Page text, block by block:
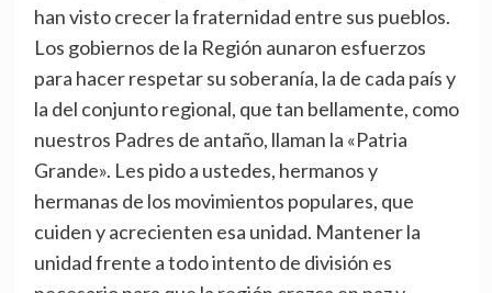
han visto crecer la fraternidad entre sus pueblos.
Los gobiernos de la Región aunaron esfuerzos
para hacer respetar su soberanía, la de cada país y
la del conjunto regional, que tan bellamente, como
nuestros Padres de antaño, llaman la «Patria
Grande». Les pido a ustedes, hermanos y
hermanas de los movimientos populares, que
cuiden y acrecienten esa unidad. Mantener la
unidad frente a todo intento de división es